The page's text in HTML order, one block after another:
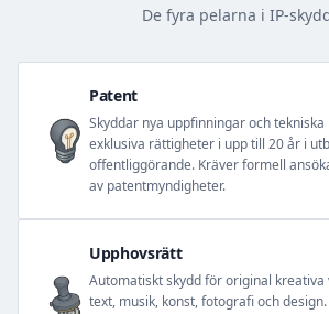
De fyra pelarna i IP-
Patent
Skyddar nya uppfinningar och tekniska
exklusiva rättigheter i upp till 20 år i
offentliggörande. Kräver formell
av patentmyndigheter.
Upphovsrätt
Automatiskt skydd för original
text, musik, konst, fotografi och